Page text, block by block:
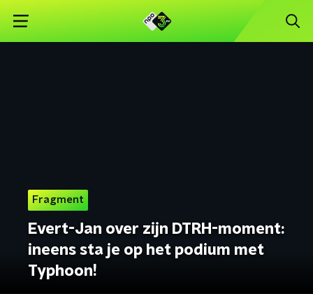
Fragment
Evert-Jan over zijn DTRH-moment:
ineens sta je op het podium met
Typhoon!